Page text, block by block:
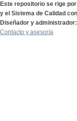
Este repositorio se rige
y el Sistema de Calidad
Diseñador y
Contacto y asesoría